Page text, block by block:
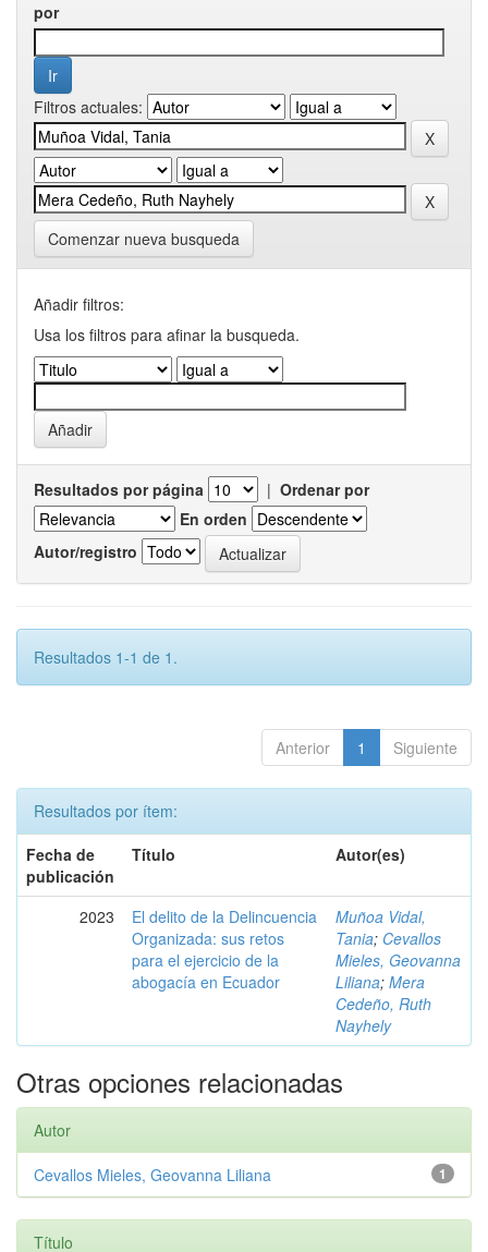
por
Filtros actuales:
Comenzar nueva busqueda
Añadir filtros:
Usa los filtros para afinar la busqueda.
Resultados por página | Ordenar por
En orden
Autor/registro
Resultados 1-1 de 1.
Anterior 1 Siguiente
Resultados por ítem:
Fecha de
publicación
Título Autor(es)
2023
El delito de la Delincuencia
Organizada: sus retos
para el ejercicio de la
abogacía en Ecuador
Muñoa Vidal,
Tania; Cevallos
Mieles, Geovanna
Liliana; Mera
Cedeño, Ruth
Nayhely
Otras opciones relacionadas
Autor
1
Cevallos Mieles, Geovanna Liliana
Título